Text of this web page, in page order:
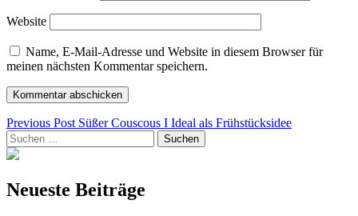
Website
Name, E-Mail-Adresse und Website in diesem Browser für
meinen nächsten Kommentar speichern.
Beitragsnavigation
Previous Post Süßer Couscous I Ideal als Frühstücksidee
Suchen
nach:
Neueste Beiträge